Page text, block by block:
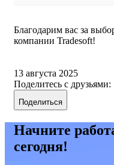
Благодарим вас за
компании Tradesoft!
13 августа 2025
Поделитесь с друзьями:
Поделиться
Начните
сегодня!